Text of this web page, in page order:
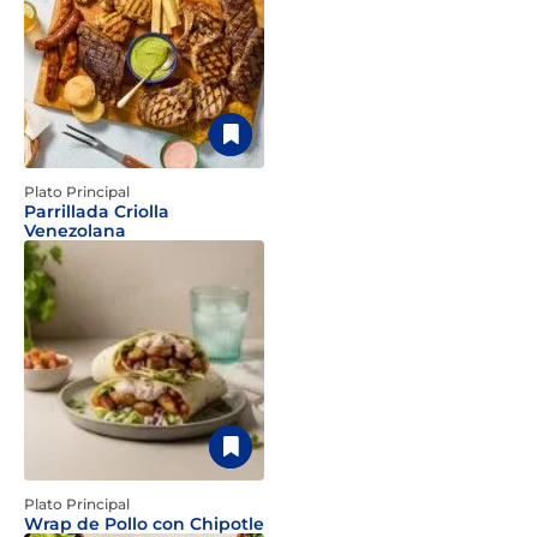
Plato Principal
Parrillada Criolla
Venezolana
Plato Principal
Wrap de Pollo con Chipotle